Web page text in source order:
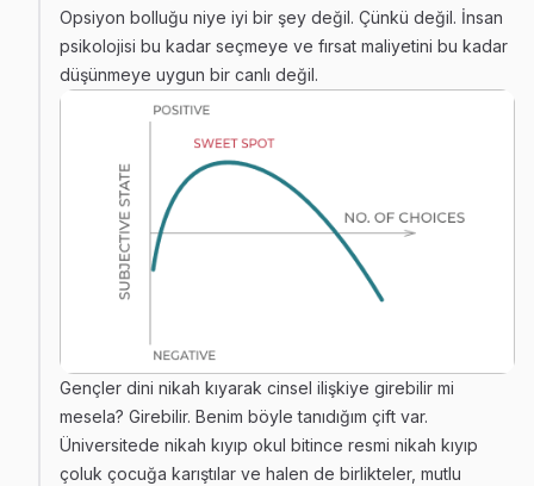
Opsiyon bolluğu niye iyi bir şey değil. Çünkü değil. İnsan
psikolojisi bu kadar seçmeye ve fırsat maliyetini bu kadar
düşünmeye uygun bir canlı değil.
Gençler dini nikah kıyarak cinsel ilişkiye girebilir mi
mesela? Girebilir. Benim böyle tanıdığım çift var.
Üniversitede nikah kıyıp okul bitince resmi nikah kıyıp
çoluk çocuğa karıştılar ve halen de birlikteler, mutlu